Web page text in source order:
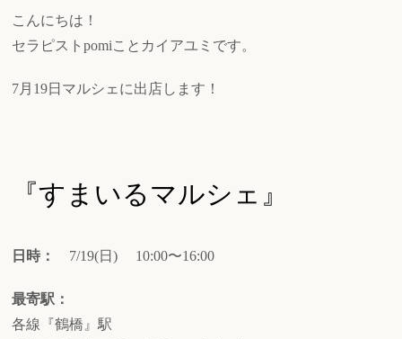
こんにちは！
セラピストpomiことカイアユミです。
7月19日マルシェに出店します！
『すまいるマルシェ』
日時： 7/19(日) 10:00〜16:00
最寄駅：
各線『鶴橋』駅